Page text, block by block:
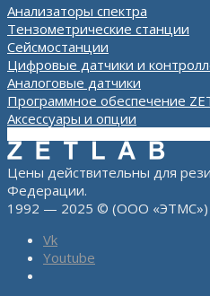
Анализаторы спектра
Тензометрические станции
Сейсмостанции
Цифровые датчики и
Аналоговые датчики
Программное обеспечение
Аксессуары и опции
Цены действительны для
Федерации.
1992 — 2025 © (ООО «ЭТМС»)
Vk
Youtube